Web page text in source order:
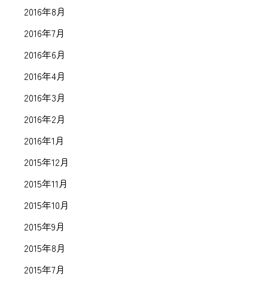
2016年8月
2016年7月
2016年6月
2016年4月
2016年3月
2016年2月
2016年1月
2015年12月
2015年11月
2015年10月
2015年9月
2015年8月
2015年7月